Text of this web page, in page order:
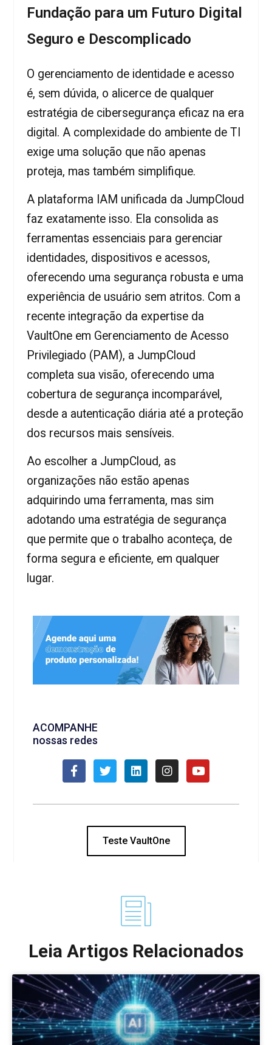
Fundação para um Futuro Digital
Seguro e Descomplicado
O gerenciamento de identidade e acesso
é, sem dúvida, o alicerce de qualquer
estratégia de cibersegurança eficaz na era
digital. A complexidade do ambiente de TI
exige uma solução que não apenas
proteja, mas também simplifique.
A plataforma IAM unificada da JumpCloud
faz exatamente isso. Ela consolida as
ferramentas essenciais para gerenciar
identidades, dispositivos e acessos,
oferecendo uma segurança robusta e uma
experiência de usuário sem atritos. Com a
recente integração da expertise da
VaultOne em Gerenciamento de Acesso
Privilegiado (PAM), a JumpCloud
completa sua visão, oferecendo uma
cobertura de segurança incomparável,
desde a autenticação diária até a proteção
dos recursos mais sensíveis.
Ao escolher a JumpCloud, as
organizações não estão apenas
adquirindo uma ferramenta, mas sim
adotando uma estratégia de segurança
que permite que o trabalho aconteça, de
forma segura e eficiente, em qualquer
lugar.
ACOMPANHE
nossas redes
Teste VaultOne
Leia Artigos Relacionados